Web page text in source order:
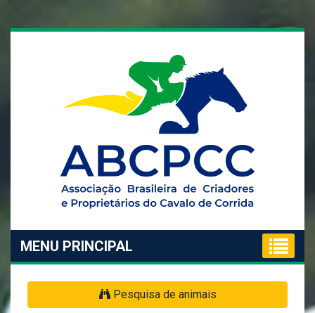
MENU PRINCIPAL
Pesquisa de animais